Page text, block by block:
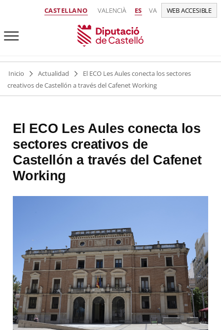
CASTELLANO VALENCIÀ ES VA WEB ACCESIBLE
Inicio Actualidad
El ECO Les Aules conecta los sectores
creativos de Castellón a través del Cafenet Working
El ECO Les Aules conecta los
sectores creativos de
Castellón a través del Cafenet
Working